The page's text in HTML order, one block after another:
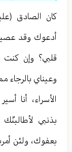
كان الصادق
أدعوك وقد
قلبي؟ وإن كنت
وعيناي بالرجاء
الأسراء، أنا
بذنبي
بعفوك، ولئن